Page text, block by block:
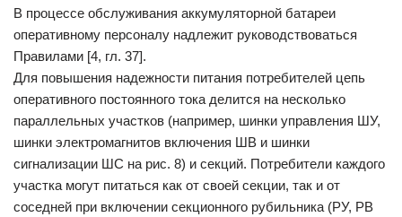
В процессе обслуживания аккумуляторной батареи
оперативному персоналу надлежит руководствоваться
Правилами [4, гл. 37].
Для повышения надежности питания потребителей цепь
оперативного постоянного тока делится на несколько
параллельных участков (например, шинки управления ШУ,
шинки электромагнитов включения ШВ и шинки
сигнализации ШС на рис. 8) и секций. Потребители каждого
участка могут питаться как от своей секции, так и от
соседней при включении секционного рубильника (РУ, РВ